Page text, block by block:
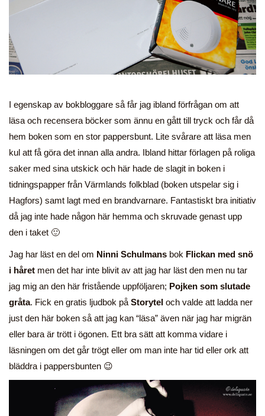
I egenskap av bokbloggare så får jag ibland förfrågan om att
läsa och recensera böcker som ännu en gått till tryck och får då
hem boken som en stor pappersbunt. Lite svårare att läsa men
kul att få göra det innan alla andra. Ibland hittar förlagen på roliga
saker med sina utskick och här hade de slagit in boken i
tidningspapper från Värmlands folkblad (boken utspelar sig i
Hagfors) samt lagt med en brandvarnare. Fantastiskt bra initiativ
då jag inte hade någon här hemma och skruvade genast upp
den i taket 🙂
Jag har läst en del om Ninni Schulmans bok Flickan med snö
i håret men det har inte blivit av att jag har läst den men nu tar
jag mig an den här fristående uppföljaren; Pojken som slutade
gråta. Fick en gratis ljudbok på Storytel och valde att ladda ner
just den här boken så att jag kan “läsa” även när jag har migrän
eller bara är trött i ögonen. Ett bra sätt att komma vidare i
läsningen om det går trögt eller om man inte har tid eller ork att
bläddra i pappersbunten 😉